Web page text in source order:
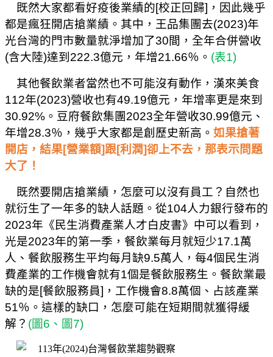
既然大家都看好疫後業績的[校正回歸] ，因此幾乎
都是瘋狂開店搶業績。其中，王品集團去(2023)年
光台灣的門市數量就淨增加了30間，全年合併營收
(含大陸)達到 222.3億元，年增21.66％。 (表1)
其他餐飲業者當然也不可能沒有動作，漢來美食
112年(2023)營收也有49.19億元，年增率更是來到
30.92% 。豆府餐飲集團 2023全年營收30.99億元、
年增28.3％，幾乎大家都是創歷史新高。 如果搶著
開店，結果[營業額]跟[利潤]卻上不去，那表示問題
大了！
既然要開店搶業績，怎麼可以沒有員工？自然也
就衍生了一年多的缺人話題。從104人力銀行發布的
2023年《民生消費產業人才白皮書》中可以看到，
光是2023年的第一季，餐飲業每月就短少17.1萬
人、餐飲服務生平均每月缺9.5萬人，每4個民生消
費產業的工作機會就有1個是餐飲服務生。餐飲業最
缺的是[餐飲服務員] ，工作機會8.8萬個、占該產業
51％。這樣的缺口，怎麼可能在短期間就獲得緩
解？ (圖6 、圖7)